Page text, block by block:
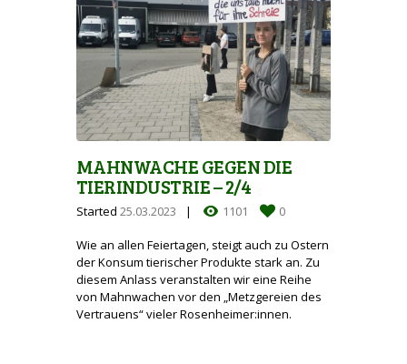
MAHNWACHE GEGEN DIE
TIERINDUSTRIE – 2/4
Started 25.03.2023 1101 0
Wie an allen Feiertagen, steigt auch zu Ostern
der Konsum tierischer Produkte stark an. Zu
diesem Anlass veranstalten wir eine Reihe
von Mahnwachen vor den „Metzgereien des
Vertrauens“ vieler Rosenheimer:innen.